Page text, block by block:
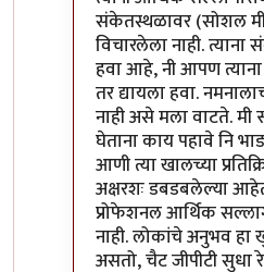
संकेतस्थळावर (सोशल
विचारलेला नाही.
हवा आहे, नी आपण
तर द्यायला हवा.
नाही असे मला वाटते.
घेताना काय पहावे नि
आणी त्या खालच्या
अक्षरशः डबडबलेल्या
प्रोफेशनल आर्थिक
नाही. लोकांचे अनुभव हा
असतो, चैट जीपीटी सुधा